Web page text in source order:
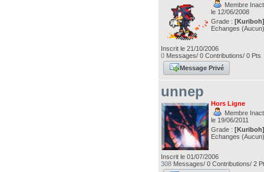
Membre
le 12/06/2008
Grade :
Echanges
Inscrit le 21/10/2006
0 Messages/ 0 Contributions/ 0 Pts
Message Privé
unnep
Hors Ligne
Membre
le 19/06/2011
Grade :
Echanges
Inscrit le 01/07/2006
308 Messages/ 0 Contributions/ 2